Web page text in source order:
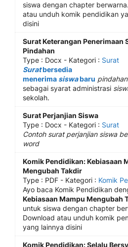
siswa dengan chapter
atau unduh komik pendidikan
disini
Surat Keterangan Penerimaan
Pindahan
Type : Docx - Kategori : Surat
Suratbersedia
menerima siswabaru pindahan
sebagai syarat administrasi
sekolah.
Surat Perjanjian Siswa
Type : Docx - Kategori : Surat
Contoh surat perjanjian siswa
word
Komik Pendidikan: Kebiasaan
Mengubah Takdir
Type : PDF - Kategori : Komik
Ayo baca Komik Pendidikan
Kebiasaan Mampu Mengubah
untuk siswa dengan chapter
Download atau unduh komik
yang lainnya disini
Komik Pendidikan: Selalu